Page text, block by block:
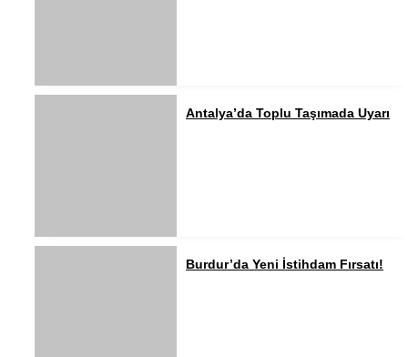
Antalya’da Toplu Taşımada Uyarı
Burdur’da Yeni İstihdam Fırsatı!